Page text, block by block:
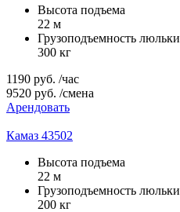
Высота подъема
22 м
Грузоподъемность люльки
300 кг
1190 руб. /час
9520 руб. /смена
Арендовать
Камаз 43502
Высота подъема
22 м
Грузоподъемность люльки
200 кг